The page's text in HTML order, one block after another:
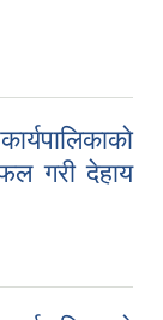
गरी देहाय